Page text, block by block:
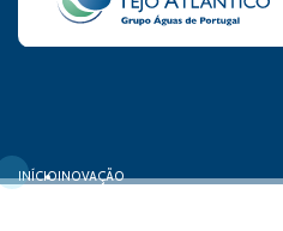
INÍCIOINOVAÇÃO